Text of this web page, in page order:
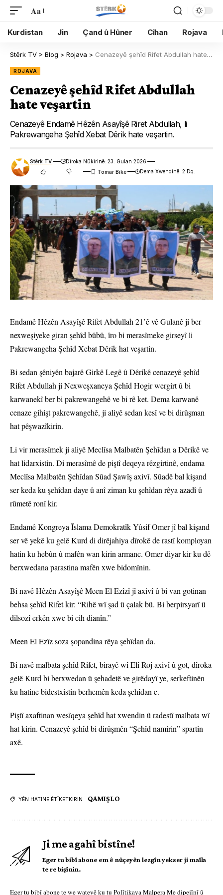
Aa
Kurdistan Jin Çand û Hûner Cîhan Rojava
Stêrk TV > Blog > Rojava > Cenazeyê şehîd Rifet Abdullah hate veşartin
ROJAVA
Cenazeyê şehîd Rifet Abdullah
hate veşartin
Cenazeyê Endamê Hêzên Asayîşê Riret Abdullah, li
Pakrewangeha Şehîd Xebat Dêrik hate veşartin.
Stêrk TV
Dîroka Nûkirinê: 23. Gulan 2026
Dema Xwendinê: 2 Dq.
Endamê Hêzên Asayîşê Rifet Abdullah 21’ê vê Gulanê ji ber
nexweşiyeke giran şehîd bûbû, îro bi merasîmeke girseyî li
Pakrewangeha Şehîd Xebat Dêrik hat veşartin.
Bi sedan şêniyên bajarê Girkê Legê û Dêrikê cenazeyê şehîd
Rifet Abdullah ji Nexweşxaneya Şehîd Hogir wergirt û bi
karwanekî ber bi pakrewangehê ve bi rê ket. Dema karwanê
cenaze gihişt pakrewangehê, ji aliyê sedan kesî ve bi dirûşman
hat pêşwazîkirin.
Li vir merasîmek ji aliyê Meclîsa Malbatên Şehîdan a Dêrikê ve
hat lidarxistin. Di merasîmê de piştî deqeya rêzgirtinê, endama
Meclîsa Malbatên Şehîdan Sûad Şawîş axivî. Sûadê bal kişand
ser keda ku şehîdan daye û anî ziman ku şehîdan rêya azadî û
rûmetê ronî kir.
Endamê Kongreya Îslama Demokratîk Yûsif Omer jî bal kişand
ser vê yekê ku gelê Kurd di dirêjahiya dîrokê de rastî komployan
hatin ku hebûn û mafên wan kirin armanc. Omer diyar kir ku dê
berxwedana parastina mafên xwe bidomînin.
Bi navê Hêzên Asayîşê Meen El Ezîzî jî axivî û bi van gotinan
behsa şehîd Rifet kir: “Rihê wî şad û çalak bû. Bi berpirsyarî û
dilsozî erkên xwe bi cih dianîn.”
Meen El Ezîz soza şopandina rêya şehîdan da.
Bi navê malbata şehîd Rifet, birayê wî Elî Roj axivî û got, dîroka
gelê Kurd bi berxwedan û şehadetê ve girêdayî ye, serkeftinên
ku hatine bidestxistin berhemên keda şehîdan e.
Piştî axaftinan wesîqeya şehîd hat xwendin û radestî malbata wî
hat kirin. Cenazeyê şehîd bi dirûşmên “Şehîd namirin” spartin
axê.
YÊN HATINE ÊTÎKETKIRIN QAMIŞLO
Ji me agahî bistîne!
Eger tu bibî abone em ê nûçeyên lezgîn yekser ji maîla
te re bişînin.
Eger tu bibî abone te we wateyê ku tu Polîtikaya Malpera Medipejînî û